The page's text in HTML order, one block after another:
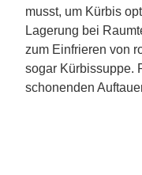
musst, um Kürbis
Lagerung bei
zum Einfrieren von
sogar Kürbissuppe.
schonenden